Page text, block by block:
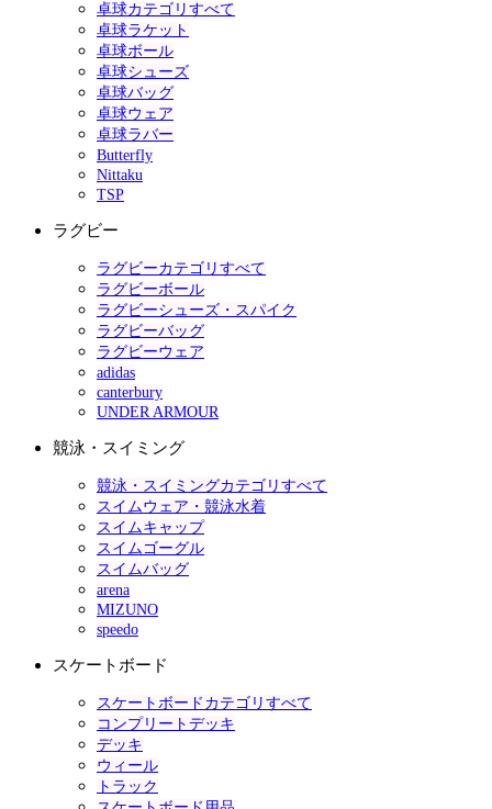
卓球カテゴリすべて
卓球ラケット
卓球ボール
卓球シューズ
卓球バッグ
卓球ウェア
卓球ラバー
Butterfly
Nittaku
TSP
ラグビー
ラグビーカテゴリすべて
ラグビーボール
ラグビーシューズ・スパイク
ラグビーバッグ
ラグビーウェア
adidas
canterbury
UNDER ARMOUR
競泳・スイミング
競泳・スイミングカテゴリすべて
スイムウェア・競泳水着
スイムキャップ
スイムゴーグル
スイムバッグ
arena
MIZUNO
speedo
スケートボード
スケートボードカテゴリすべて
コンプリートデッキ
デッキ
ウィール
トラック